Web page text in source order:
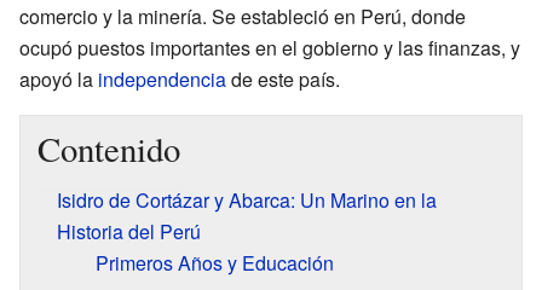
comercio y la minería. Se estableció en Perú, donde
ocupó puestos importantes en el gobierno y las finanzas, y
apoyó la independenciade este país.
Contenido
Isidro de Cortázar y Abarca: Un Marino en la
Historia del Perú
Primeros Años y Educación